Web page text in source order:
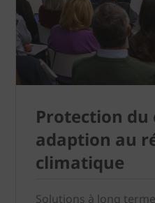
Protection du
adaption au
climatique
Solutions à long